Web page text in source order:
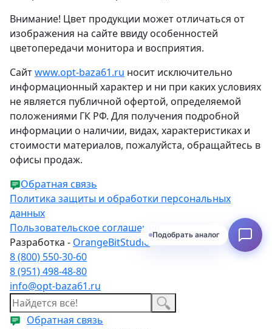
Внимание! Цвет продукции может отличаться от
изображения на сайте ввиду особенностей
цветопередачи монитора и восприятия.
Сайтwww.opt-baza61.ru носит исключительно
информационный характер и ни при каких условиях
не является публичной офертой, определяемой
положениями ГК РФ. Для получения подробной
информации о наличии, видах, характеристиках и
стоимости материалов, пожалуйста, обращайтесь в
офисы продаж.
Обратная связь
Политика защиты и обработки персональных
данных
Пользовательское соглашение
Разработка - OrangeBitStudio
8 (800) 550-30-60
8 (951) 498-48-80
info@opt-baza61.ru
Обратная связь
Подобрать аналог